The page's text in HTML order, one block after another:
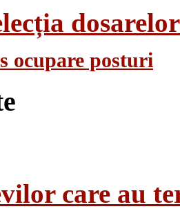
ocupare posturi
care au